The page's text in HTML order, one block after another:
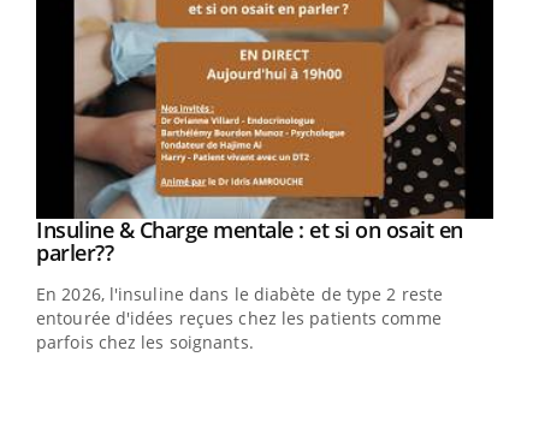
Youtube
Insuline & Charge mentale : et si on osait en
parler??Youtube
En 2026, l'insuline dans le diabète de type 2 reste
entourée d'idées reçues chez les patients comme
parfois chez les soignants.